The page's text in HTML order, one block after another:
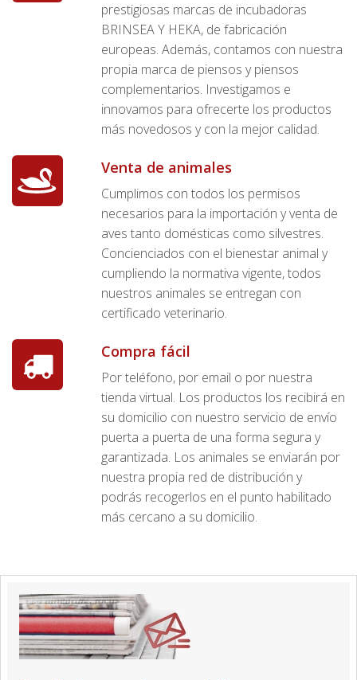
prestigiosas marcas de incubadoras
BRINSEA Y HEKA, de fabricación
europeas. Además, contamos con nuestra
propia marca de piensos y piensos
complementarios. Investigamos e
innovamos para ofrecerte los productos
más novedosos y con la mejor calidad.
Venta de animales
Cumplimos con todos los permisos
necesarios para la importación y venta de
aves tanto domésticas como silvestres.
Concienciados con el bienestar animal y
cumpliendo la normativa vigente, todos
nuestros animales se entregan con
certificado veterinario.
Compra fácil
Por teléfono, por email o por nuestra
tienda virtual. Los productos los recibirá en
su domicilio con nuestro servicio de envío
puerta a puerta de una forma segura y
garantizada. Los animales se enviarán por
nuestra propia red de distribución y
podrás recogerlos en el punto habilitado
más cercano a su domicilio.